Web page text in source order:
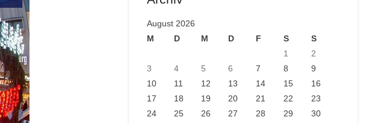
August 2026
M
D M D F S
S
1
2
3
4 5 6 7 8
9
10
11 12 13 14 15
16
17
18 19 20 21 22
23
24
25 26 27 28 29
30